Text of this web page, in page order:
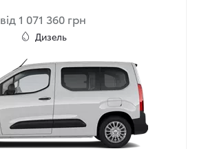
від 1 071 360 грн
Дизель